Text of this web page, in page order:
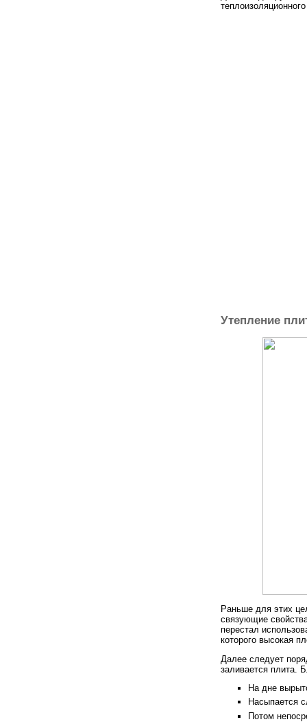
Утепление
Раньше для этих
связующие
перестал
которого высокая
Далее следует
заливается плита.
На дне
Насыпается
Потом